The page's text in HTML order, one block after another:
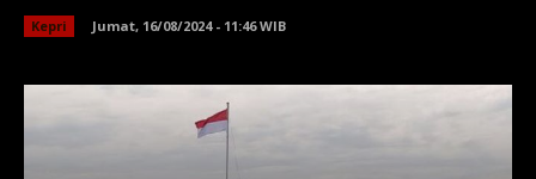
Kepri Jumat, 16/08/2024 - 11:46 WIB